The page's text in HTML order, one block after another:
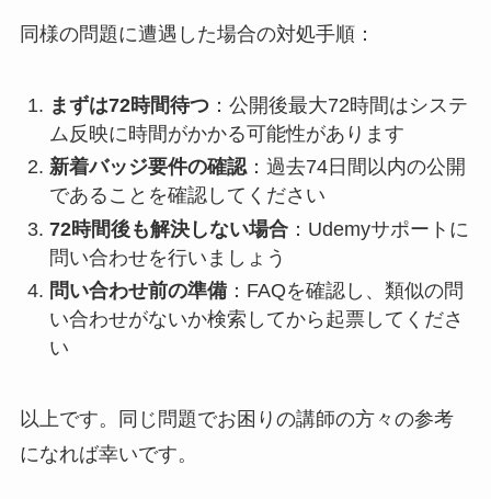
同様の問題に遭遇した場合の対処手順：
まずは72時間待つ：公開後最大72時間はシステ
ム反映に時間がかかる可能性があります
新着バッジ要件の確認：過去74日間以内の公開
であることを確認してください
72時間後も解決しない場合：Udemyサポートに
問い合わせを行いましょう
問い合わせ前の準備：FAQを確認し、類似の問
い合わせがないか検索してから起票してくださ
い
以上です。同じ問題でお困りの講師の方々の参考
になれば幸いです。